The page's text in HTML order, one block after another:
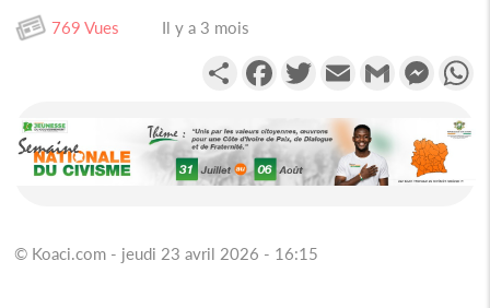
769 Vues Il y a 3 mois
PartagerFacebookTwitterEmail Gmail
© Koaci.com - jeudi 23 avril 2026 - 16:15